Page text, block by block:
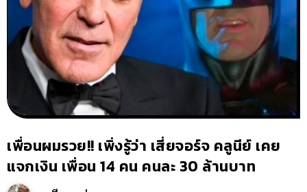
เพื่อนผมรวย!! เพิ่งรู้ว่า เสี่ยจอร์จ คลูนีย์ เคย
แจกเงิน เพื่อน 14 คน คนละ 30 ล้านบาท